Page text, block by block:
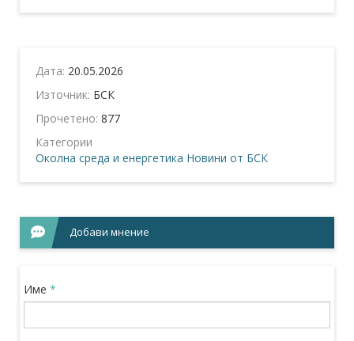
Дата: 20.05.2026
Източник: БСК
Прочетено: 877
Категории
Околна среда и енергетика Новини от БСК
Добави мнение
Име *